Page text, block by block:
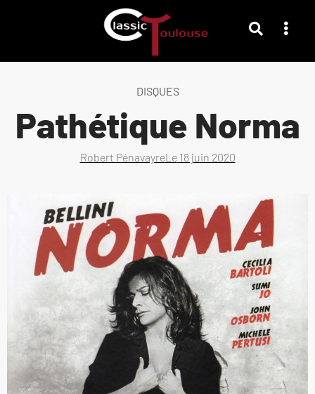
DISQUES
Pathétique Norma
Robert PénavayreLe 18 juin 2020